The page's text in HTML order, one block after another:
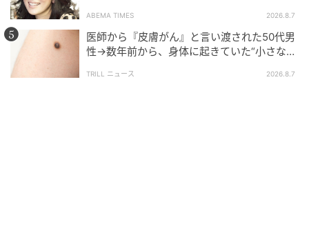
ABEMA TIMES 2026.8.7
医師から『皮膚がん』と言い渡された50代男
性→数年前から、身体に起きていた“小さな異
TRILL ニュース 2026.8.7